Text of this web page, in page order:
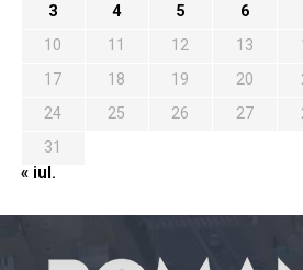
3
4 5 6
10
11 12 13
17
18 19 20
24
25 26 27
31
« iul.